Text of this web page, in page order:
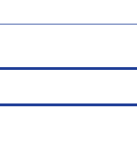
観光・魅力 産業・しごと